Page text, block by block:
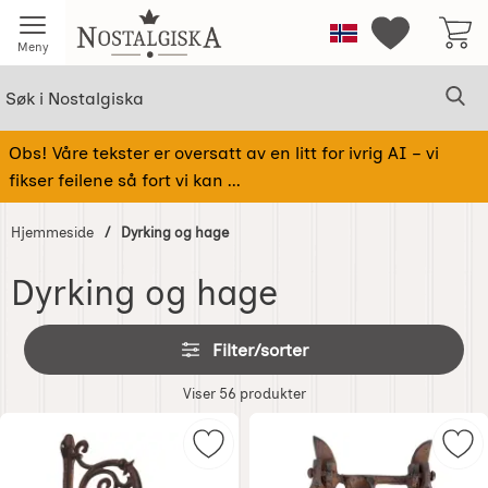
Meny Startsiden for NostalgiskaNorge Mine
Obs! Våre tekster er oversatt av en litt for ivrig AI – vi
fikser feilene så fort vi kan ...
Hjemmeside Dyrking og hage
Dyrking og hage
produkter
Hopp
over
filtre
Filter/sorter
Viser 56 produkter
produktliste
Merk dørklokke i støpejern som